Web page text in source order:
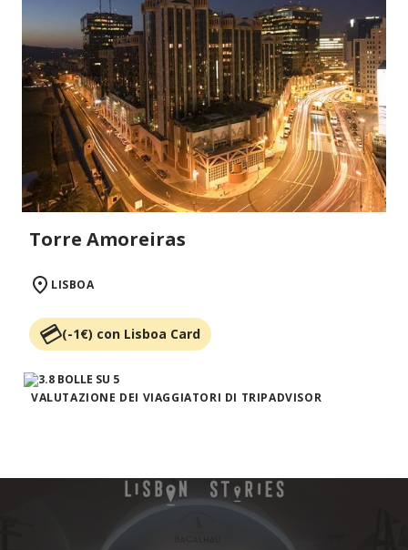
Torre Amoreiras
LISBOA
(-1€) con Lisboa Card
VALUTAZIONE DEI VIAGGIATORI DI TRIPADVISOR